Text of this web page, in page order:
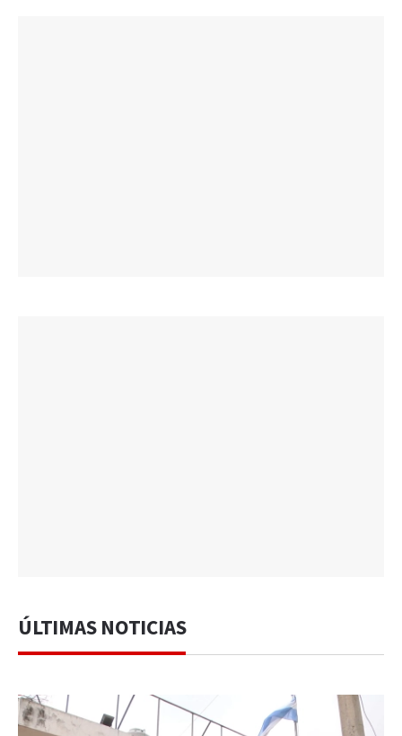
ÚLTIMAS NOTICIAS